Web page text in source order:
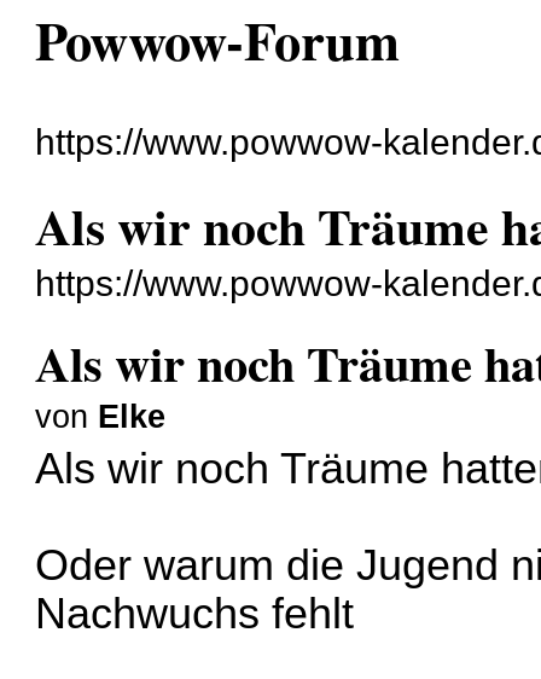
Powwow-Forum
https://www.powwow-
Als wir noch Träume
https://www.powwow-
Als wir noch Träume
von Elke
Als wir noch Träume
Oder warum die Jugend
Nachwuchs fehlt